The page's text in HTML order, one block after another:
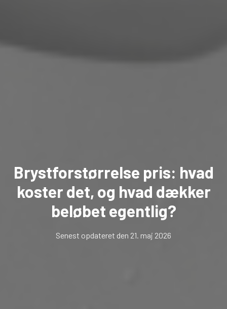
Brystforstørrelse pris: hvad
koster det, og hvad dækker
beløbet egentlig?
Senest opdateret den 21. maj 2026